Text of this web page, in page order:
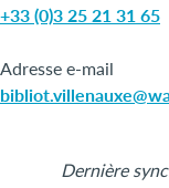
+33 (0)3 25 21 31 65
Adresse e-mail
Dernière